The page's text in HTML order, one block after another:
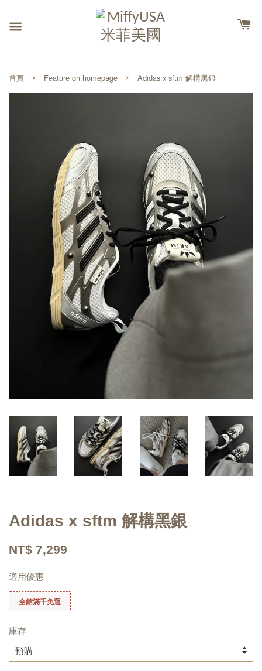
首頁 › Feature on homepage › Adidas x sftm 解構黑銀
Adidas x sftm 解構黑銀
NT$ 7,299
適用優惠
全館滿千免運
庫存